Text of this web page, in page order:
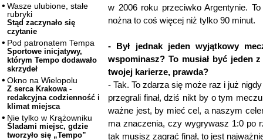
Wasze ulubione, stałe
rubryki
Stąd zaczynało się
czytanie
Pod patronatem Tempa
Sportowe inicjatywy,
którym Tempo dodawało
skrzydeł
Okno na Wielopolu
Z serca Krakowa -
redakcyjna codzienność i
klimat miejsca
Nie tylko w Krążowniku
Śladami miejsc, gdzie
tworzyło się „Tempo”
w 2006 roku przeciwko Argentynie.
nożna to coś więcej niż tylko 90 minut.
- Był jednak jeden wyjątkowy
wspominasz? To musiał być jeden
twojej karierze, prawda?
- Tak. To zdarza się może raz i już
przegrali finał, dziś nikt by o tym
ważne jest, by mieć cel, a naszym
ma znaczenia, czy wygrywasz 1:0 po
tak musisz zagrać finał, to jest